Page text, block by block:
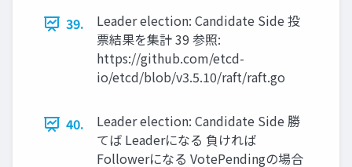
39.
Leader election: Candidate Side 投
票結果を集計 39 参照:
https://github.com/etcd-
io/etcd/blob/v3.5.10/raft/raft.go
40.
Leader election: Candidate Side 勝
てば Leaderになる 負ければ
Followerになる VotePendingの場合